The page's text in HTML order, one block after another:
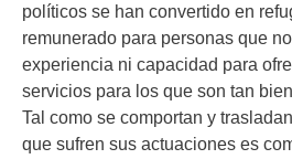
políticos se han convertido en
remunerado para personas que
experiencia ni capacidad para
servicios para los que son tan
Tal como se comportan y
que sufren sus actuaciones es